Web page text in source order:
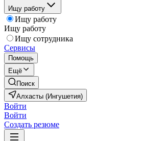
Ищу работу
Ищу работу
Ищу работу
Ищу сотрудника
Сервисы
Помощь
Ещё
Поиск
Алхасты (Ингушетия)
Войти
Войти
Создать резюме